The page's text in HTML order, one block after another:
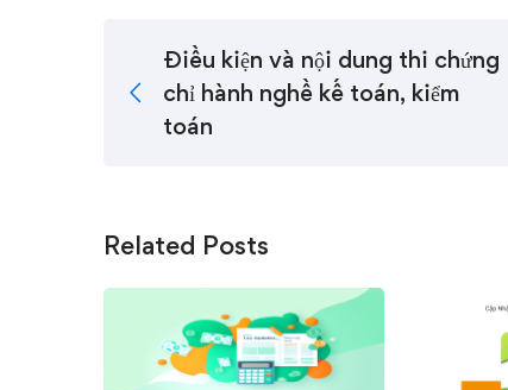
Điều kiện và nội dung thi chứng
chỉ hành nghề kế toán, kiểm
toán
Related Posts